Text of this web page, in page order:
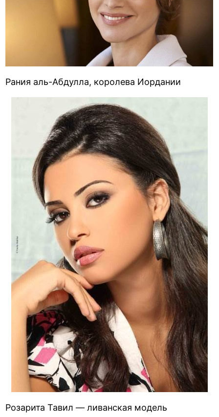
Рания аль-Абдулла, королева Иордании
Розарита Тавил — ливанская модель